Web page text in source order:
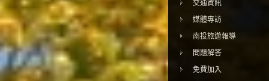
交通資訊
媒體專訪
南投旅遊報導
問題解答
免費加入